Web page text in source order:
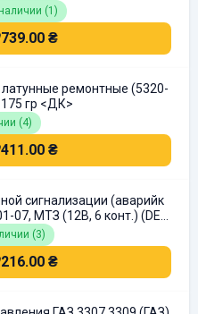
(1)
739.00 ₴
ремонтные (5320-
гр <ДК>
(4)
411.00 ₴
сигнализации (аварийк
07, МТЗ (12В, 6 конт.) (DET
(3)
216.00 ₴